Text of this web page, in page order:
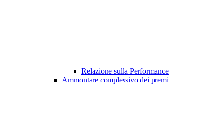
Relazione sulla Performance
Ammontare complessivo dei premi